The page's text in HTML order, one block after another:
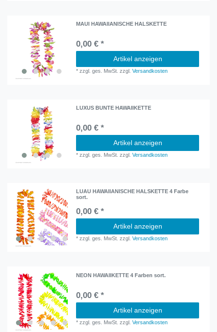
MAUI HAWAIIANISCHE HALSKETTE
0,00 € *
Artikel anzeigen
*zzgl. ges. MwSt. zzgl.Versandkosten
LUXUS BUNTE HAWAIIKETTE
0,00 € *
Artikel anzeigen
*zzgl. ges. MwSt. zzgl.Versandkosten
LUAU HAWAIIANISCHE HALSKETTE 4 Farbe
sort.
0,00 € *
Artikel anzeigen
*zzgl. ges. MwSt. zzgl.Versandkosten
NEON HAWAIIKETTE 4 Farben sort.
0,00 € *
Artikel anzeigen
*zzgl. ges. MwSt. zzgl.Versandkosten